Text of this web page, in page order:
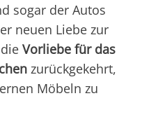
sogar der Autos
neuen Liebe zur
Vorliebe für das
zurückgekehrt,
Möbeln zu